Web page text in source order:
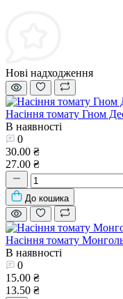
Нові надходження
Насіння томату Гном
В наявності
0
30.00 ₴
27.00 ₴
До кошика
Насіння томату
В наявності
0
15.00 ₴
13.50 ₴